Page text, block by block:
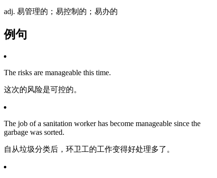
adj. 易管理的；易控制的；易办的
例句
The risks are manageable this time.
这次的风险是可控的。
The job of a sanitation worker has become manageable since the
garbage was sorted.
自从垃圾分类后，环卫工的工作变得好处理多了。